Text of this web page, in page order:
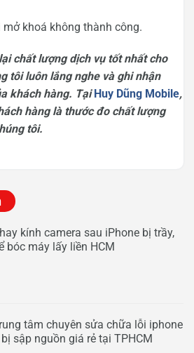
mở khoá không thành công.
chất lượng dịch vụ tốt nhất cho
tôi luôn lắng nghe và ghi nhận
khách hàng. Tại Huy Dũng Mobile,
hàng là thước đo chất lượng
tôi.
kính camera sau iPhone bị trầy,
bóc máy lấy liền HCM
tâm chuyên sửa chữa lỗi iphone
sập nguồn giá rẻ tại TPHCM